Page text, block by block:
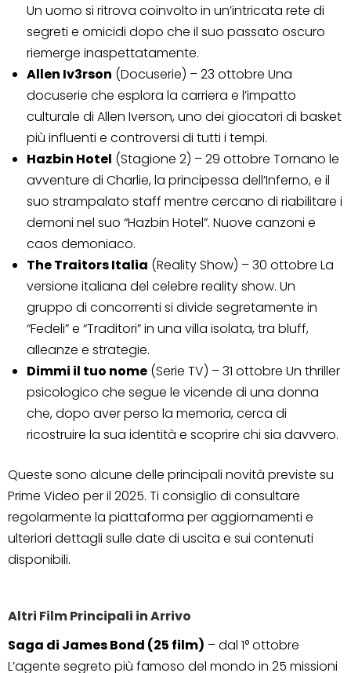
Un uomo si ritrova coinvolto in un’intricata rete di
segreti e omicidi dopo che il suo passato oscuro
riemerge inaspettatamente.
Allen Iv3rson (Docuserie) – 23 ottobre Una
docuserie che esplora la carriera e l’impatto
culturale di Allen Iverson, uno dei giocatori di basket
più influenti e controversi di tutti i tempi.
Hazbin Hotel (Stagione 2) – 29 ottobre Tornano le
avventure di Charlie, la principessa dell’Inferno, e il
suo strampalato staff mentre cercano di riabilitare i
demoni nel suo “Hazbin Hotel”. Nuove canzoni e
caos demoniaco.
The Traitors Italia (Reality Show) – 30 ottobre La
versione italiana del celebre reality show. Un
gruppo di concorrenti si divide segretamente in
“Fedeli” e “Traditori” in una villa isolata, tra bluff,
alleanze e strategie.
Dimmi il tuo nome (Serie TV) – 31 ottobre Un thriller
psicologico che segue le vicende di una donna
che, dopo aver perso la memoria, cerca di
ricostruire la sua identità e scoprire chi sia davvero.
Queste sono alcune delle principali novità previste su
Prime Video per il 2025. Ti consiglio di consultare
regolarmente la piattaforma per aggiornamenti e
ulteriori dettagli sulle date di uscita e sui contenuti
disponibili.
Altri Film Principali in Arrivo
Saga di James Bond (25 film) – dal 1° ottobre
L’agente segreto più famoso del mondo in 25 missioni